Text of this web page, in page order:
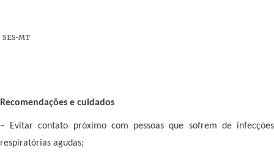
SES-MT
Recomendações e cuidados
– Evitar contato próximo com pessoas que sofrem de infecções
respiratórias agudas;